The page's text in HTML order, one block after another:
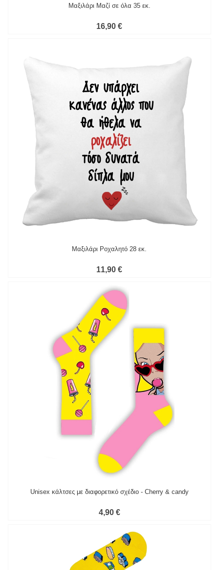
Μαξιλάρι Μαζί σε όλα 35 εκ.
16,90 €
Μαξιλάρι Ροχαλητό 28 εκ.
11,90 €
Unisex κάλτσες με διαφορετικό σχέδιο - Cherry & candy
4,90 €